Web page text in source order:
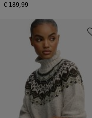
€ 139,99